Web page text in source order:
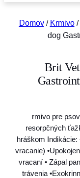
Domov/ Krmivo/
dog
Brit
rmivo pre
resorpčných
hráškom Indikácie:
vracanie)
vracaní • Zápal
trávenia